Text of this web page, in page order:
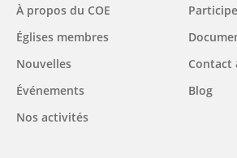
Main
navigation
À propos du COE
Églises membres
Nouvelles
Événements
Nos activités
Contact
Blog